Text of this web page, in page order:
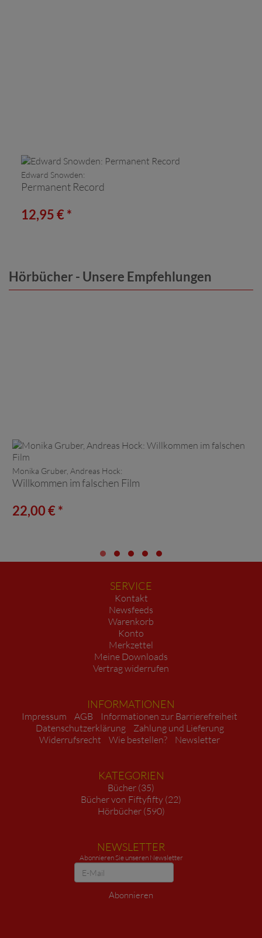
Edward Snowden:
Permanent Record
12,95 € *
Hörbücher - Unsere Empfehlungen
Monika Gruber, Andreas Hock:
Willkommen im falschen Film
22,00 € *
SERVICE
Kontakt
Newsfeeds
Warenkorb
Konto
Merkzettel
Meine Downloads
Vertrag widerrufen
INFORMATIONEN
Impressum AGB
Informationen zur Barrierefreiheit
Datenschutzerklärung
Zahlung und Lieferung
Widerrufsrecht
Wie bestellen? Newsletter
KATEGORIEN
Bücher (35)
Bücher von Fiftyfifty (22)
Hörbücher (590)
NEWSLETTER
Abonnieren Sie unseren Newsletter
Newsletter
Abonnieren